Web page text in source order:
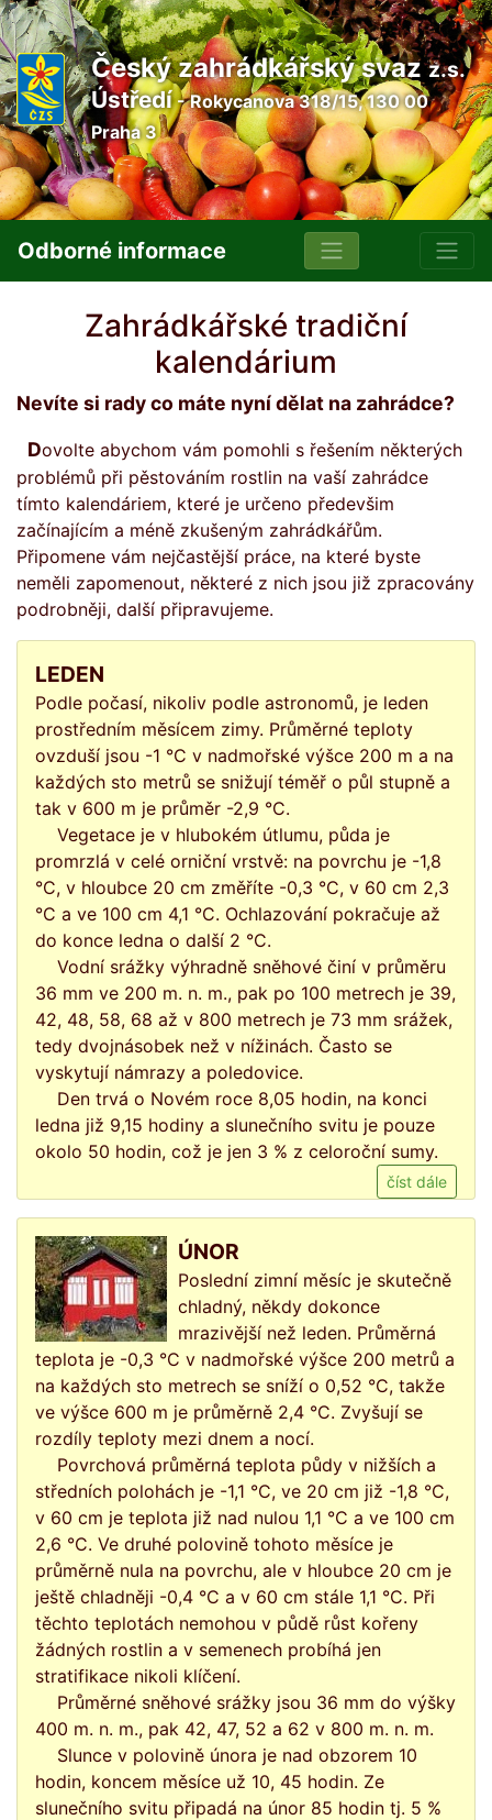
Český zahrádkářský svazz.s.
Ústředí- Rokycanova 318/15, 130 00
Praha 3
Odborné informace
Zahrádkářské tradiční
kalendárium
Nevíte si rady co máte nyní dělat na zahrádce?
Dovolte abychom vám pomohli s řešením některých
problémů při pěstováním rostlin na vaší zahrádce
tímto kalendáriem, které je určeno předevšim
začínajícím a méně zkušeným zahrádkářům.
Připomene vám nejčastější práce, na které byste
neměli zapomenout, některé z nich jsou již zpracovány
podrobněji, další připravujeme.
LEDEN
Podle počasí, nikoliv podle astronomů, je leden
prostředním měsícem zimy. Průměrné teploty
ovzduší jsou -1 °C v nadmořské výšce 200 m a na
každých sto metrů se snižují téměř o půl stupně a
tak v 600 m je průměr -2,9 °C.
Vegetace je v hlubokém útlumu, půda je
promrzlá v celé orniční vrstvě: na povrchu je -1,8
°C, v hloubce 20 cm změříte -0,3 °C, v 60 cm 2,3
°C a ve 100 cm 4,1 °C. Ochlazování pokračuje až
do konce ledna o další 2 °C.
Vodní srážky výhradně sněhové činí v průměru
36 mm ve 200 m. n. m., pak po 100 metrech je 39,
42, 48, 58, 68 až v 800 metrech je 73 mm srážek,
tedy dvojnásobek než v nížinách. Často se
vyskytují námrazy a poledovice.
Den trvá o Novém roce 8,05 hodin, na konci
ledna již 9,15 hodiny a slunečního svitu je pouze
okolo 50 hodin, což je jen 3 % z celoroční sumy.
číst dále
ÚNOR
Poslední zimní měsíc je skutečně
chladný, někdy dokonce
mrazivější než leden. Průměrná
teplota je -0,3 °C v nadmořské výšce 200 metrů a
na každých sto metrech se sníží o 0,52 °C, takže
ve výšce 600 m je průměrně 2,4 °C. Zvyšují se
rozdíly teploty mezi dnem a nocí.
Povrchová průměrná teplota půdy v nižších a
středních polohách je -1,1 °C, ve 20 cm již -1,8 °C,
v 60 cm je teplota již nad nulou 1,1 °C a ve 100 cm
2,6 °C. Ve druhé polovině tohoto měsíce je
průměrně nula na povrchu, ale v hloubce 20 cm je
ještě chladněji -0,4 °C a v 60 cm stále 1,1 °C. Při
těchto teplotách nemohou v půdě růst kořeny
žádných rostlin a v semenech probíhá jen
stratifikace nikoli klíčení.
Průměrné sněhové srážky jsou 36 mm do výšky
400 m. n. m., pak 42, 47, 52 a 62 v 800 m. n. m.
Slunce v polovině února je nad obzorem 10
hodin, koncem měsíce už 10, 45 hodin. Ze
slunečního svitu připadá na únor 85 hodin tj. 5 %